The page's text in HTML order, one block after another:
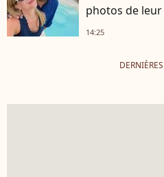
photos de
14:25